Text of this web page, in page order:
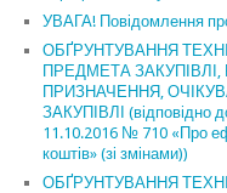
УВАГА! Повідомлення
ОБҐРУНТУВАННЯ
ПРЕДМЕТА
ПРИЗНАЧЕННЯ,
ЗАКУПІВЛІ (відповідно
11.10.2016 № 710 «Про
коштів» (зі змінами))
ОБҐРУНТУВАННЯ